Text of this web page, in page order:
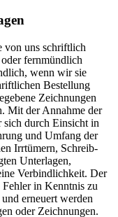
von uns schriftlich
fernmündlich
wenn wir sie
Bestellung
Zeichnungen
Mit der Annahme der
sich durch Einsicht in
und Umfang der
Irrtümern, Schreib-
Unterlagen,
Verbindlichkeit. Der
in Kenntnis zu
erneuert werden
oder Zeichnungen.